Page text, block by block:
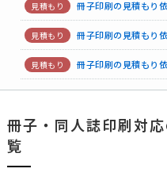
冊子印刷の見積もり
冊子印刷の見積もり
冊子印刷の見積もり
【東京・神奈川・茨
【写真やグラフィック
冊子・同人誌印刷対
覧